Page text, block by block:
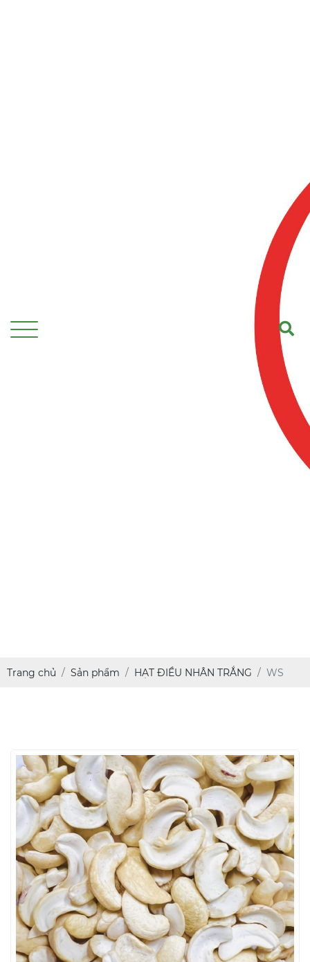
Trang chủ Sản phẩm HẠT ĐIỀU NHÂN TRẮNG WS